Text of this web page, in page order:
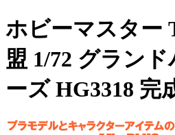
ホビーマスター
盟 1/72 グラン
ーズ HG3318 完